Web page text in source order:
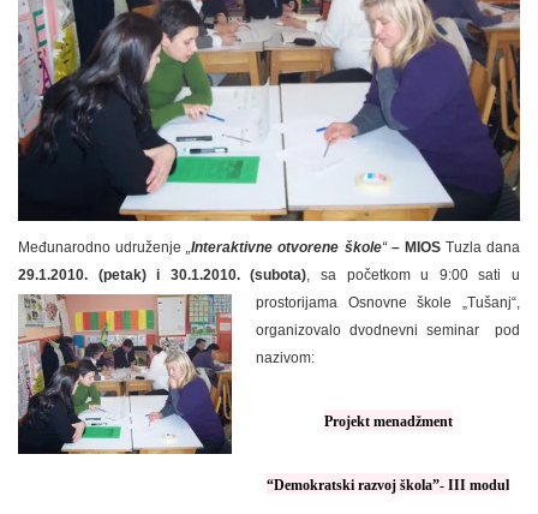
Međunarodno udruženje„Interaktivne otvorene škole“ – MIOSTuzla dana
29.1.2010. (petak) i 30.1.2010. (subota), sa početkom u 9:00 sati u
prostorijama Osnovne škole „Tušanj“,
organizovalo dvodnevni seminar pod
nazivom:
Projekt menadžment
“Demokratski razvoj škola”- III modul